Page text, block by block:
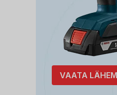
VAATA